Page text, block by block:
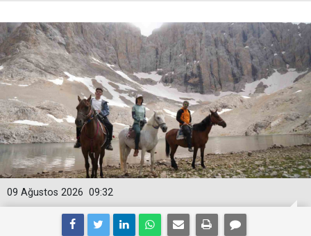
09:32
09 Ağustos 2026